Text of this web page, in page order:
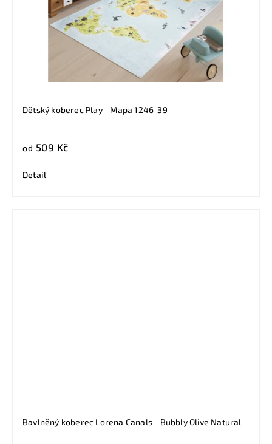
Dětský koberec Play - Mapa 1246-39
od 509 Kč
Detail
Bavlněný koberec Lorena Canals - Bubbly Olive Natural